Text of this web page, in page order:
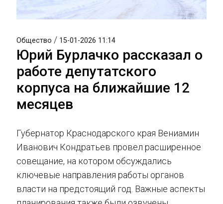
Общество / 15-01-2026 11:14
Юрий Бурлачко рассказал о
работе депутатского
корпуса на ближайшие 12
месяцев
Губернатор Краснодарского края Вениамин
Иванович Кондратьев провел расширенное
совещание, на котором обсуждались
ключевые направления работы органов
власти на предстоящий год. Важные аспекты